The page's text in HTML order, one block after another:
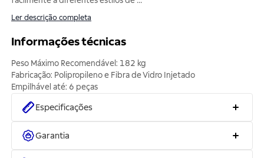
Ler descrição completa
Informações técnicas
Peso Máximo Recomendável: 182 kg
Fabricação: Polipropileno e Fibra de Vidro Injetado
Especificações
Garantia